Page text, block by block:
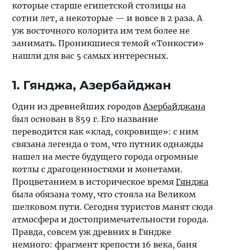
сотни
а
вовсе
2
раза.
А
уж
восточного
колорита
им
тем
более
не
занимать
которые старше египетской столицы на
сотни лет, а некоторые — и вовсе в 2 раза. А
уж восточного колорита им тем более не
занимать. Проникшиеся темой «Тонкости»
нашли для вас 5 самых интересных.
1. Гянджа, Азербайджан
Один из древнейших городовАзербайджана
был основан в 859 г. Его название
переводится как «клад, сокровище»: с ним
связана легенда о том, что путник однажды
нашел на месте будущего города огромные
котлы с драгоценностями и монетами.
Процветанием в историческое время Гянджа
была обязана тому, что стояла на Великом
шелковом пути. Сегодня туристов манят сюда
атмосфера и достопримечательности города.
Правда, совсем уж древних в Гяндже
немного: фрагмент крепости 16 века, баня